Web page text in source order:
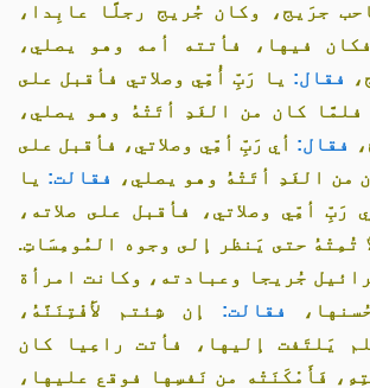
جرَيج، وكان جُريج رجلًا عابِدا،
فيها، فأتته أمه وهو يصلي،
فقال: يا رَبِّ أُمِّي وصلاتي فأقبل على
فلمَّا كان من الغَدِ أتَتْهُ وهو يصلي،
فقال: أي رَبِّ أمِّي وصلاتي، فأقبل على
من الغَدِ أتَتْهُ وهو يصلي،
فقالت: يا
رَبِّ أمِّي وصلاتي، فأقبل على صلاته،
تُمِتْهُ حتى يَنظر إلى وجوه المُومِسَاتِ.
جُريجا وعبادته، وكانت امرأة
فقالت: إن شِئتم لأَفْتِنَنَّهُ،
يَلتَفت إليها، فأتت راعِيا كان
فَأَمْكَنَتْه من نَفسِها فوقع عليها،